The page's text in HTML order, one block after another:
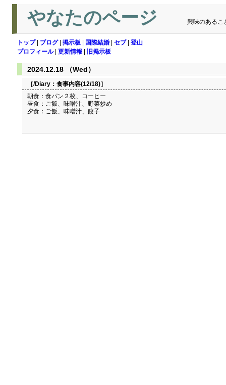
やなたのページ 興味のあるこ
トップ| ブログ| 掲示板 国際結婚 セブ| 登山
プロフィール| 更新情報 旧掲示板
2024.12.18 （Wed）
［/Diary： 食事内容(12/18)］
朝食：食パン２枚、コーヒー
昼食：ご飯、味噌汁、野菜炒め
夕食：ご飯、味噌汁、餃子